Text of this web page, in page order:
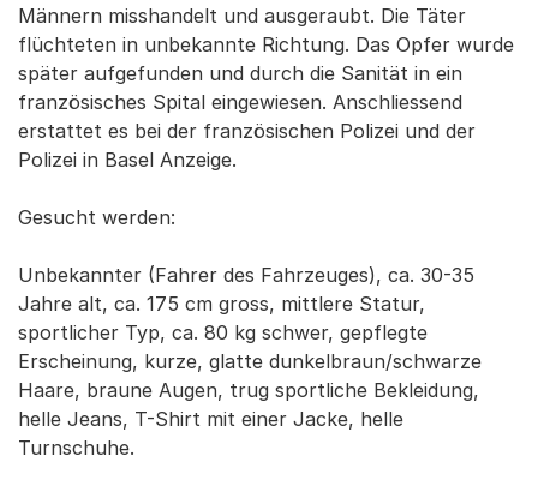
Männern misshandelt und ausgeraubt. Die Täter
flüchteten in unbekannte Richtung. Das Opfer wurde
später aufgefunden und durch die Sanität in ein
französisches Spital eingewiesen. Anschliessend
erstattet es bei der französischen Polizei und der
Polizei in Basel Anzeige.
Gesucht werden:
Unbekannter (Fahrer des Fahrzeuges), ca. 30-35
Jahre alt, ca. 175 cm gross, mittlere Statur,
sportlicher Typ, ca. 80 kg schwer, gepflegte
Erscheinung, kurze, glatte dunkelbraun/schwarze
Haare, braune Augen, trug sportliche Bekleidung,
helle Jeans, T-Shirt mit einer Jacke, helle
Turnschuhe.